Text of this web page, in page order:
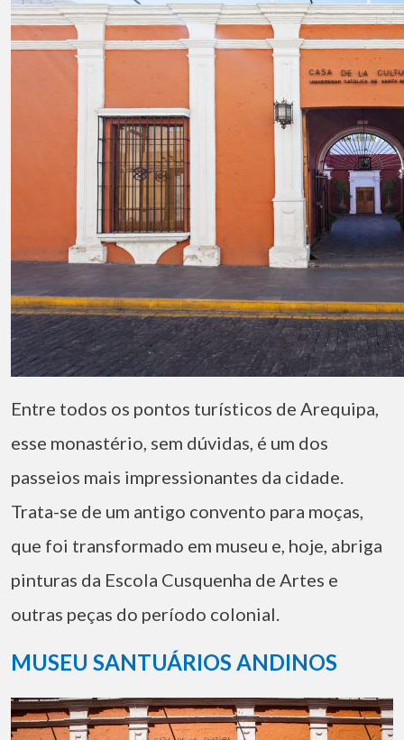
Entre todos os pontos turísticos de Arequipa,
esse monastério, sem dúvidas, é um dos
passeios mais impressionantes da cidade.
Trata-se de um antigo convento para moças,
que foi transformado em museu e, hoje, abriga
pinturas da Escola Cusquenha de Artes e
outras peças do período colonial.
MUSEU SANTUÁRIOS ANDINOS